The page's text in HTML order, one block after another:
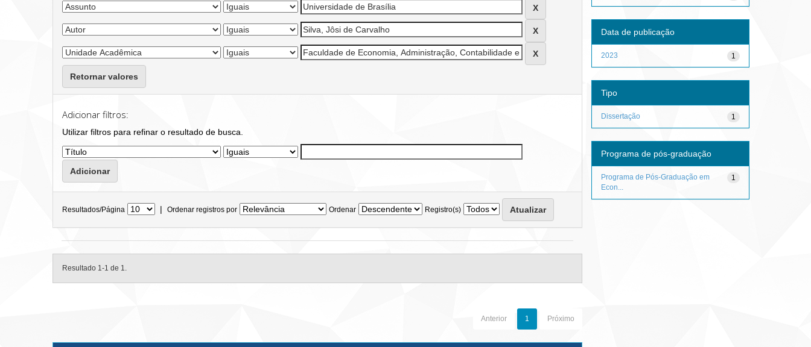
Retornar valores
Adicionar filtros:
Utilizar filtros para refinar o resultado de busca.
Resultados/Página | Ordenar registros por Ordenar Registro(s)
Resultado 1-1 de 1.
Anterior 1 Próximo
Data de publicação
1
2023
Tipo
1
Dissertação
Programa de pós-graduação
1
Programa de Pós-Graduação em
Econ...